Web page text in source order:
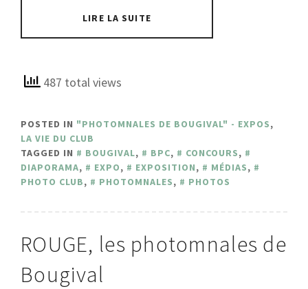
LIRE LA SUITE
487 total views
POSTED IN "PHOTOMNALES DE BOUGIVAL" - EXPOS,
LA VIE DU CLUB
TAGGED IN
BOUGIVAL, BPC, CONCOURS,
DIAPORAMA, EXPO, EXPOSITION, MÉDIAS,
PHOTO CLUB, PHOTOMNALES, PHOTOS
ROUGE, les photomnales de
Bougival